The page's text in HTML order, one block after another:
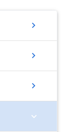
chevron_right
chevron_right
chevron_right
chevron_right